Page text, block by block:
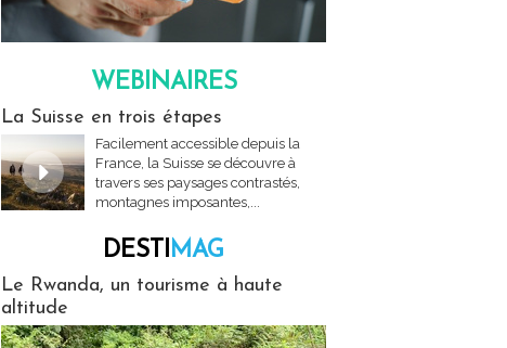
WEBINAIRES
La Suisse en trois étapes
Facilement accessible depuis la
France, la Suisse se découvre à
travers ses paysages contrastés,
montagnes imposantes,...
DESTIMAG
Le Rwanda, un tourisme à haute
altitude